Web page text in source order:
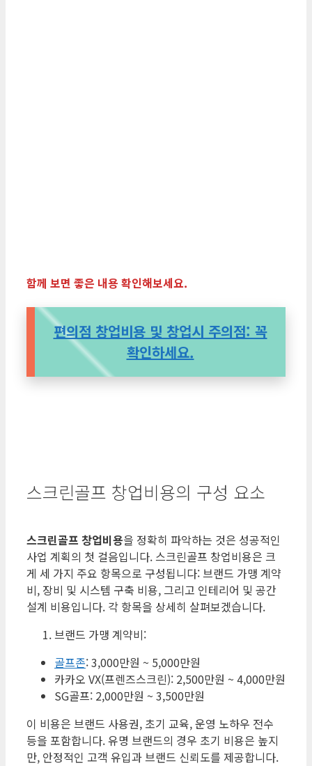
함께 보면 좋은 내용 확인해보세요.
편의점 창업비용 및 창업시 주의점: 꼭
확인하세요.
스크린골프 창업비용의 구성 요소
스크린골프 창업비용을 정확히 파악하는 것은 성공적인
사업 계획의 첫 걸음입니다. 스크린골프 창업비용은 크
게 세 가지 주요 항목으로 구성됩니다: 브랜드 가맹 계약
비, 장비 및 시스템 구축 비용, 그리고 인테리어 및 공간
설계 비용입니다. 각 항목을 상세히 살펴보겠습니다.
브랜드 가맹 계약비:
골프존: 3,000만원 ~ 5,000만원
카카오 VX(프렌즈스크린): 2,500만원 ~ 4,000만원
SG골프: 2,000만원 ~ 3,500만원
이 비용은 브랜드 사용권, 초기 교육, 운영 노하우 전수
등을 포함합니다. 유명 브랜드의 경우 초기 비용은 높지
만, 안정적인 고객 유입과 브랜드 신뢰도를 제공합니다.